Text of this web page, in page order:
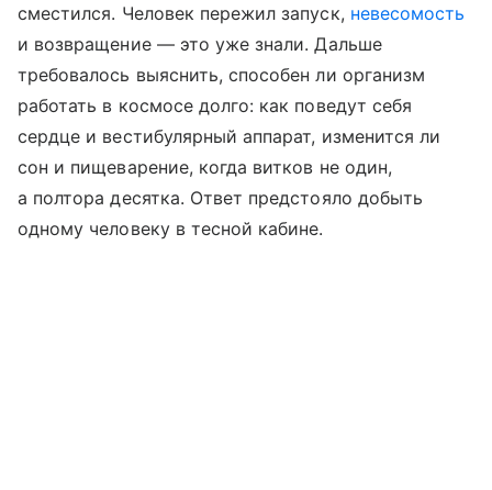
сместился. Человек пережил запуск, невесомость
и возвращение — это уже знали. Дальше
требовалось выяснить, способен ли организм
работать в космосе долго: как поведут себя
сердце и вестибулярный аппарат, изменится ли
сон и пищеварение, когда витков не один,
а полтора десятка. Ответ предстояло добыть
одному человеку в тесной кабине.